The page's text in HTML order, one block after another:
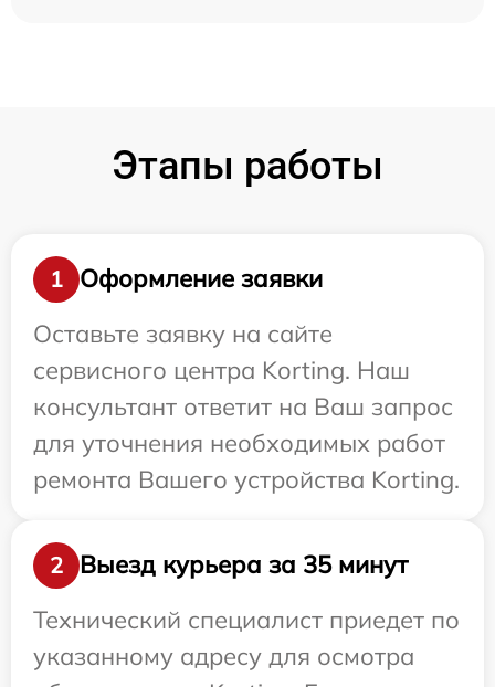
Этапы работы
1
Оформление заявки
Оставьте заявку на сайте
сервисного центра Korting. Наш
консультант ответит на Ваш запрос
для уточнения необходимых работ
ремонта Вашего устройства Korting.
2
Выезд курьера за 35 минут
Технический специалист приедет по
указанному адресу для осмотра